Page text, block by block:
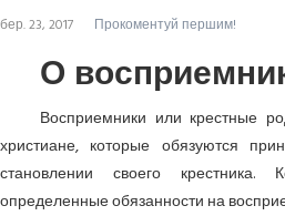
бер. 23, 2017 Прокоментуй першим!
О
Восприемники или крестные
христиане, которые обязуются
становлении своего крестника.
определенные обязанности на